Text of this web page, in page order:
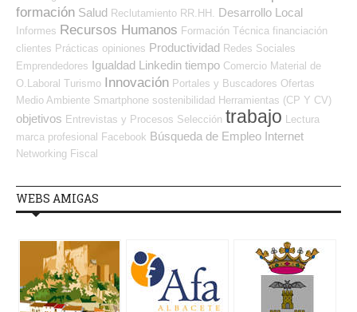
formación Salud Reclutamiento RR.HH. Desarrollo Local
Informes Recursos Humanos Formación Técnica financiación
clientes Prácticas opiniones Productividad Redes Sociales
Emprendedores Igualdad Linkedin tiempo Comercio Material de
O.Laboral Turismo Innovación Portales y Buscadores Ofertas
Medio Ambiente Smartphone sostenibilidad Herramientas (CP Y CV)
objetivos Entrevistas y Procesos Selección trabajo
Lectura
marca profesional
Facebook Búsqueda de Empleo Internet
Networking Fiscal
WEBS AMIGAS